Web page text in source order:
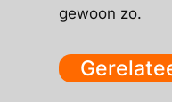
gewoon zo.